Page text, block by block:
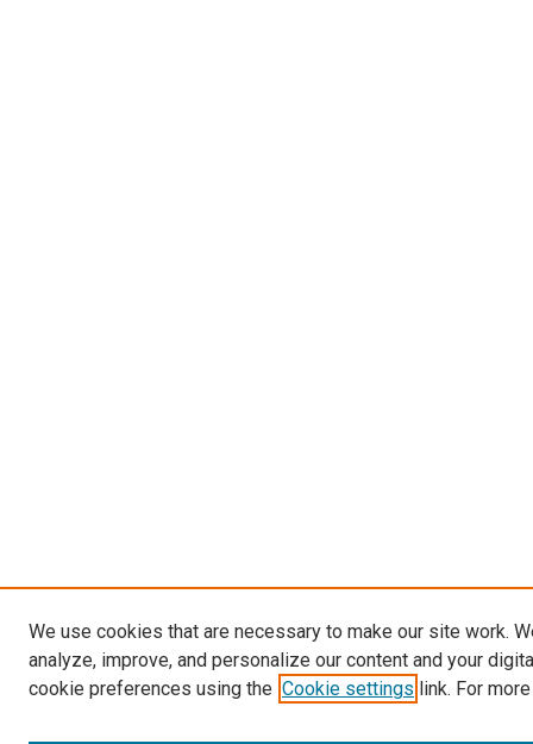
We use cookies that are necessary to make our site work.
analyze, improve, and personalize our content and your
cookie preferences using the Cookie settings link. For